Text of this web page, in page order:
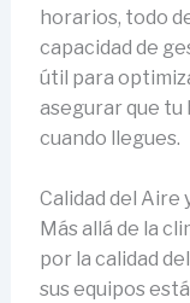
horarios, todo
capacidad de
útil para
asegurar que
cuando llegues.
Calidad del Aire
Más allá de la
por la calidad
sus equipos